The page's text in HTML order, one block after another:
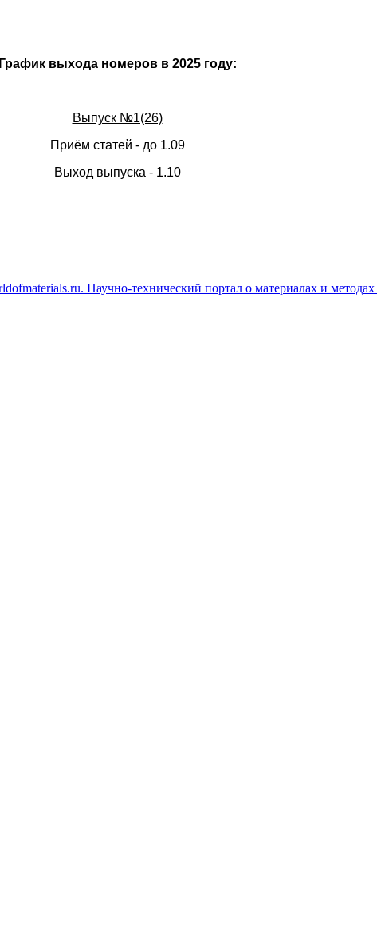
График выхода номеров в 2025 году:
Выпуск №1(26)
Приём статей - до 1.09
Выход выпуска - 1.10